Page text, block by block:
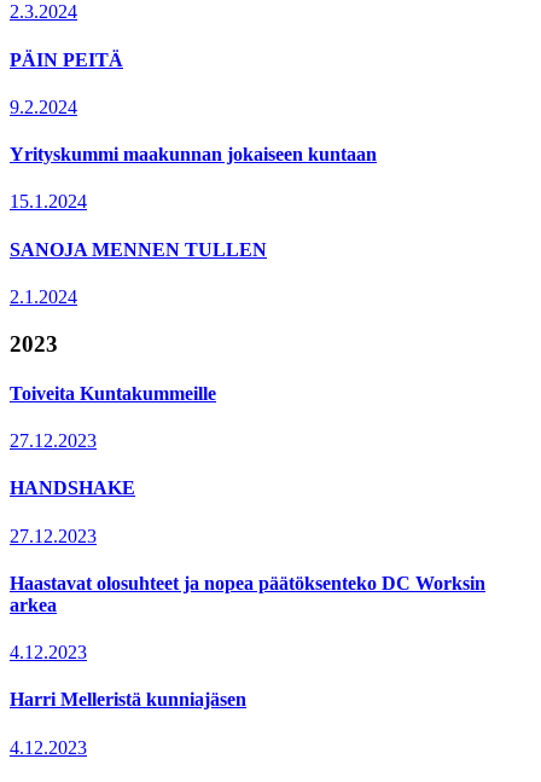
2.3.2024
PÄIN PEITÄ
9.2.2024
Yrityskummi maakunnan jokaiseen kuntaan
15.1.2024
SANOJA MENNEN TULLEN
2.1.2024
2023
Toiveita Kuntakummeille
27.12.2023
HANDSHAKE
27.12.2023
Haastavat olosuhteet ja nopea päätöksenteko DC Worksin
arkea
4.12.2023
Harri Melleristä kunniajäsen
4.12.2023